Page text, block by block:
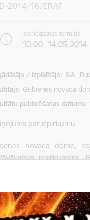
2014/16/ERAF
Iesniegšanas termiņš
10:00, 14.05.2014
/ izpildītājs: SIA
Gulbenes novada
publicēšanas datums
par iepirkumu
novada dome,
iepirkumam